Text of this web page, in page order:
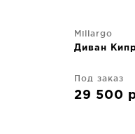
Millargo
Диван
Под заказ
29 500